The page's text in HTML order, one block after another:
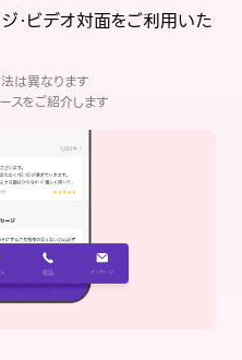
ジ・ビデオ対面をご利用いた
は異なります
スをご紹介します